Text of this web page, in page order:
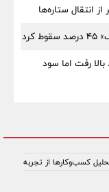
انتقال ستاره‌ها
لیزینگ ایران ۳۳ درصد بالا رفت اما سود
کسب‌وکارها از تجربه